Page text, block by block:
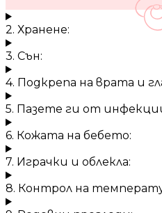
2. Хранене:
3. Сън:
4. Подкрепа на врата и
5. Пазете ги от
6. Кожата на бебето:
7. Играчки и облекла:
8. Контрол на